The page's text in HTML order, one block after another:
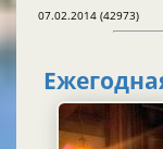
07.02.2014 (42973)